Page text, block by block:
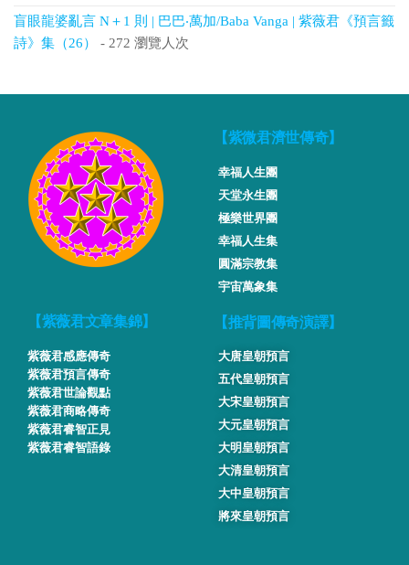
盲眼龍婆亂言 N＋1 則 | 巴巴‧萬加/Baba Vanga | 紫薇君《預言籤
詩》集（26）
- 272 瀏覽人次
【紫微君濟世傳奇】
幸福人生團
天堂永生團
極樂世界團
幸福人生集
圓滿宗教集
宇宙萬象集
【紫薇君文章集錦】
紫薇君感應傳奇
紫薇君預言傳奇
紫薇君世論觀點
紫薇君商略傳奇
紫薇君睿智正見
紫薇君睿智語錄
【推背圖傳奇演譯】
大唐皇朝預言
五代皇朝預言
大宋皇朝預言
大元皇朝預言
大明皇朝預言
大清皇朝預言
大中皇朝預言
將來皇朝預言